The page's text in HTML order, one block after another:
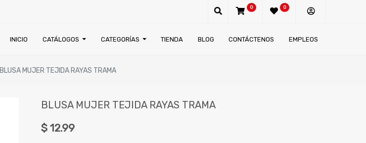
0 0
INICIO CATÁLOGOS CATEGORÍAS TIENDA BLOG CONTÁCTENOS EMPLEOS
BLUSA MUJER TEJIDA RAYAS TRAMA
BLUSA MUJER TEJIDA RAYAS TRAMA
$ 12.99